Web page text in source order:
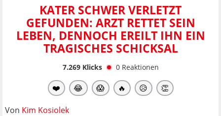
KATER SCHWER VERLETZT
GEFUNDEN: ARZT RETTET SEIN
LEBEN, DENNOCH EREILT IHN EIN
TRAGISCHES SCHICKSAL
7.269Klicks 0 Reaktionen
❤️ 😂 😱 🔥 😥 👏
Von Kim Kosiolek